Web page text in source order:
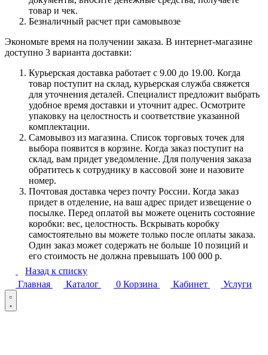
товар и чек.
Безналичный расчет при самовывозе
Экономьте время на получении заказа. В интернет-магазине
доступно 3 варианта доставки:
Курьерская доставка работает с 9.00 до 19.00. Когда
товар поступит на склад, курьерская служба свяжется
для уточнения деталей. Специалист предложит выбрать
удобное время доставки и уточнит адрес. Осмотрите
упаковку на целостность и соответствие указанной
комплектации.
Самовывоз из магазина. Список торговых точек для
выбора появится в корзине. Когда заказ поступит на
склад, вам придет уведомление. Для получения заказа
обратитесь к сотруднику в кассовой зоне и назовите
номер.
Почтовая доставка через почту России. Когда заказ
придет в отделение, на ваш адрес придет извещение о
посылке. Перед оплатой вы можете оценить состояние
коробки: вес, целостность. Вскрывать коробку
самостоятельно вы можете только после оплаты заказа.
Один заказ может содержать не больше 10 позиций и
его стоимость не должна превышать 100 000 р.
Назад к списку
Главная
Каталог 0 Корзина Кабинет Услуги